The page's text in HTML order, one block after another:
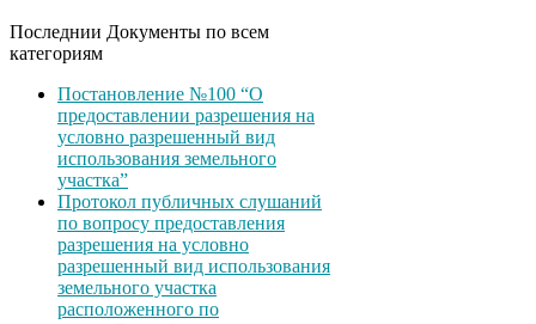
Последнии Документы по всем
категориям
Постановление №100 “О
предоставлении разрешения на
условно разрешенный вид
использования земельного
участка”
Протокол публичных слушаний
по вопросу предоставления
разрешения на условно
разрешенный вид использования
земельного участка
расположенного по